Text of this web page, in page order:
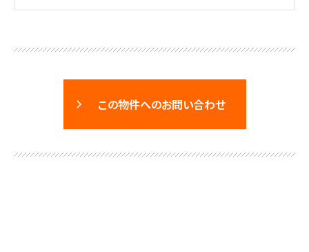
この物件へのお問い合わせ